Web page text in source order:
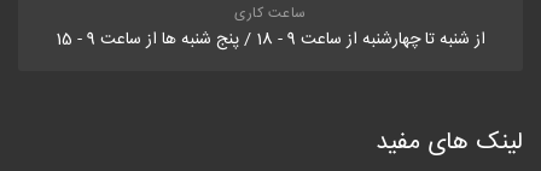
ساعت کاری
از شنبه تا چهارشنبه از ساعت 9 - 18 / پنج شنبه ها از ساعت 9 - 15
لینک های مفید